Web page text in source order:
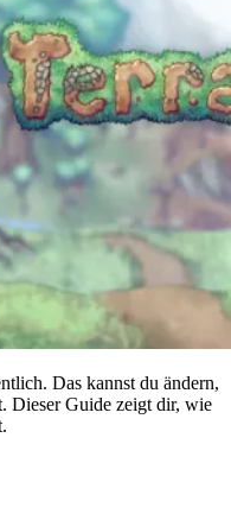
Das kannst du ändern,
Dieser Guide zeigt dir, wie